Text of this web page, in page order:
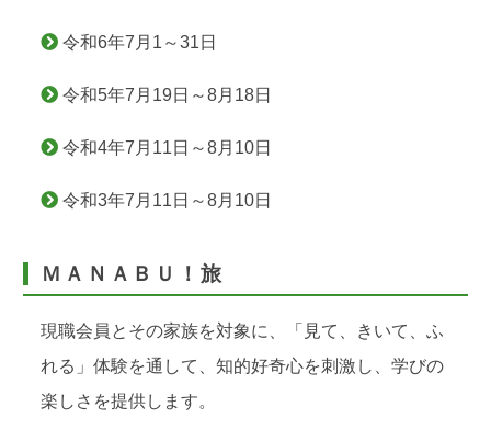
令和6年7月1～31日
令和5年7月19日～8月18日
令和4年7月11日～8月10日
令和3年7月11日～8月10日
ＭＡＮＡＢＵ！旅
現職会員とその家族を対象に、「見て、きいて、ふ
れる」体験を通して、知的好奇心を刺激し、学びの
楽しさを提供します。